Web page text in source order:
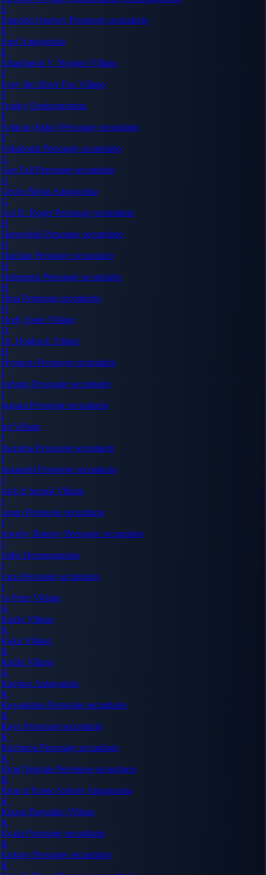
E
Emporio Ivankov Personaje secundario
E
Enel Antagonista
E
Ethanbaron V. Nusjuro Villano
F
Foxy the Silver Fox Villano
F
Franky Deuteragonista
F
Fujitora (Issho) Personaje secundario
F
Fukaboshi Personaje secundario
G
Gan Fall Personaje secundario
G
Gecko Moria Antagonista
G
Gol D. RogerPersonaje secundario
H
Hannyabal Personaje secundario
H
Hatchan Personaje secundario
H
Helmeppo Personaje secundario
H
Hina Personaje secundario
H
Hody Jones Villano
D
Dr. Hogback Villano
H
Hyogoro Personaje secundario
I
Iceburg Personaje secundario
I
Igaram Personaje secundario
I
Im Villano
I
Inazuma Personaje secundario
I
Inuarashi Personaje secundario
J
Jack el Sequía Villano
J
Jango Personaje secundario
J
Jewelry Bonney Personaje secundario
J
Jinbe Deuteragonista
J
Jozu Personaje secundario
J
Ju PeterVillano
K
Kaido Villano
K
Kaku Villano
K
Kalifa Villano
K
Kanjuro Antagonista
K
Kawamatsu Personaje secundario
K
Kaya Personaje secundario
K
Kin'emon Personaje secundario
K
King Neptune Personaje secundario
K
King el Fuego Salvaje Antagonista
K
Kizaru Borsalino Villano
K
Koala Personaje secundario
K
Kokoro Personaje secundario
K